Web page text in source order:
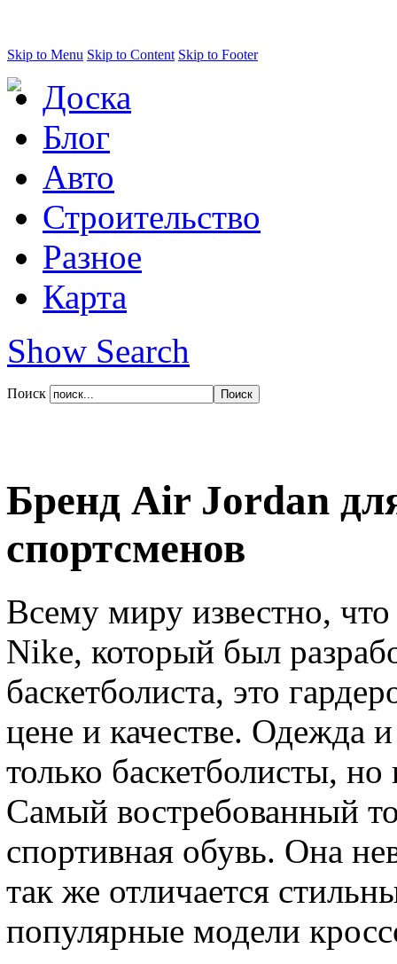
Skip to Menu Skip to Content Skip to Footer
Доска
Блог
Авто
Строительство
Разное
Карта
Show Search
Поиск
Бренд Air Jordan
спортсменов
Всему миру известно,
Nike, который был
баскетболиста, это
цене и качестве. Одежда
только баскетболисты,
Самый востребованный
спортивная обувь. Она
так же отличается
популярные модели